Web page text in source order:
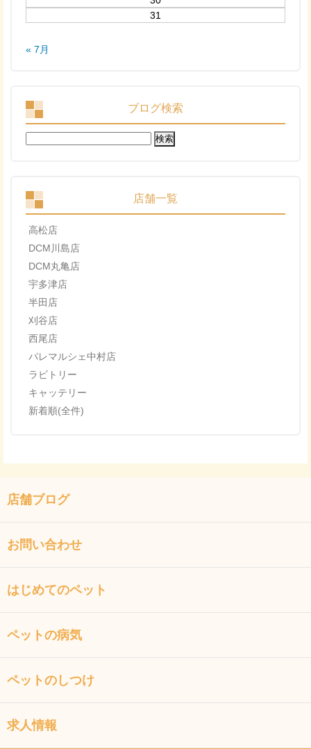
31
« 7月
ブログ検索
検
索:
店舗一覧
高松店
DCM川島店
DCM丸亀店
宇多津店
半田店
刈谷店
西尾店
パレマルシェ中村店
ラビトリー
キャッテリー
新着順(全件)
店舗ブログ
お問い合わせ
はじめてのペット
ペットの病気
ペットのしつけ
求人情報